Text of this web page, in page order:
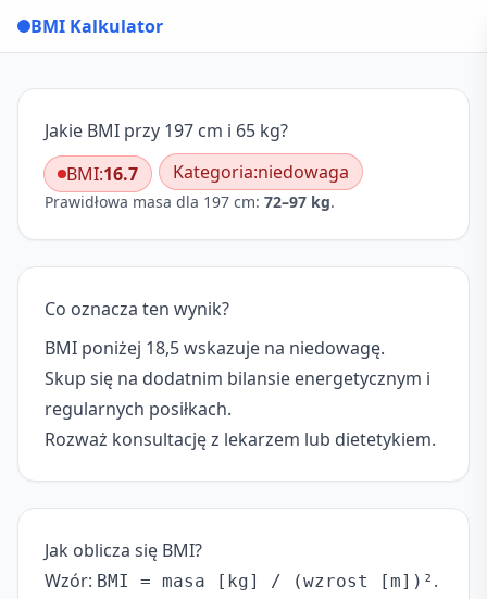
BMI Kalkulator
Jakie BMI przy 197 cm i 65 kg?
BMI:16.7 Kategoria:niedowaga
Prawidłowa masa dla 197 cm: 72–97 kg.
Co oznacza ten wynik?
BMI poniżej 18,5 wskazuje na niedowagę.
Skup się na dodatnim bilansie energetycznym i
regularnych posiłkach.
Rozważ konsultację z lekarzem lub dietetykiem.
Jak oblicza się BMI?
Wzór: BMI = masa [kg] / (wzrost [m])² .